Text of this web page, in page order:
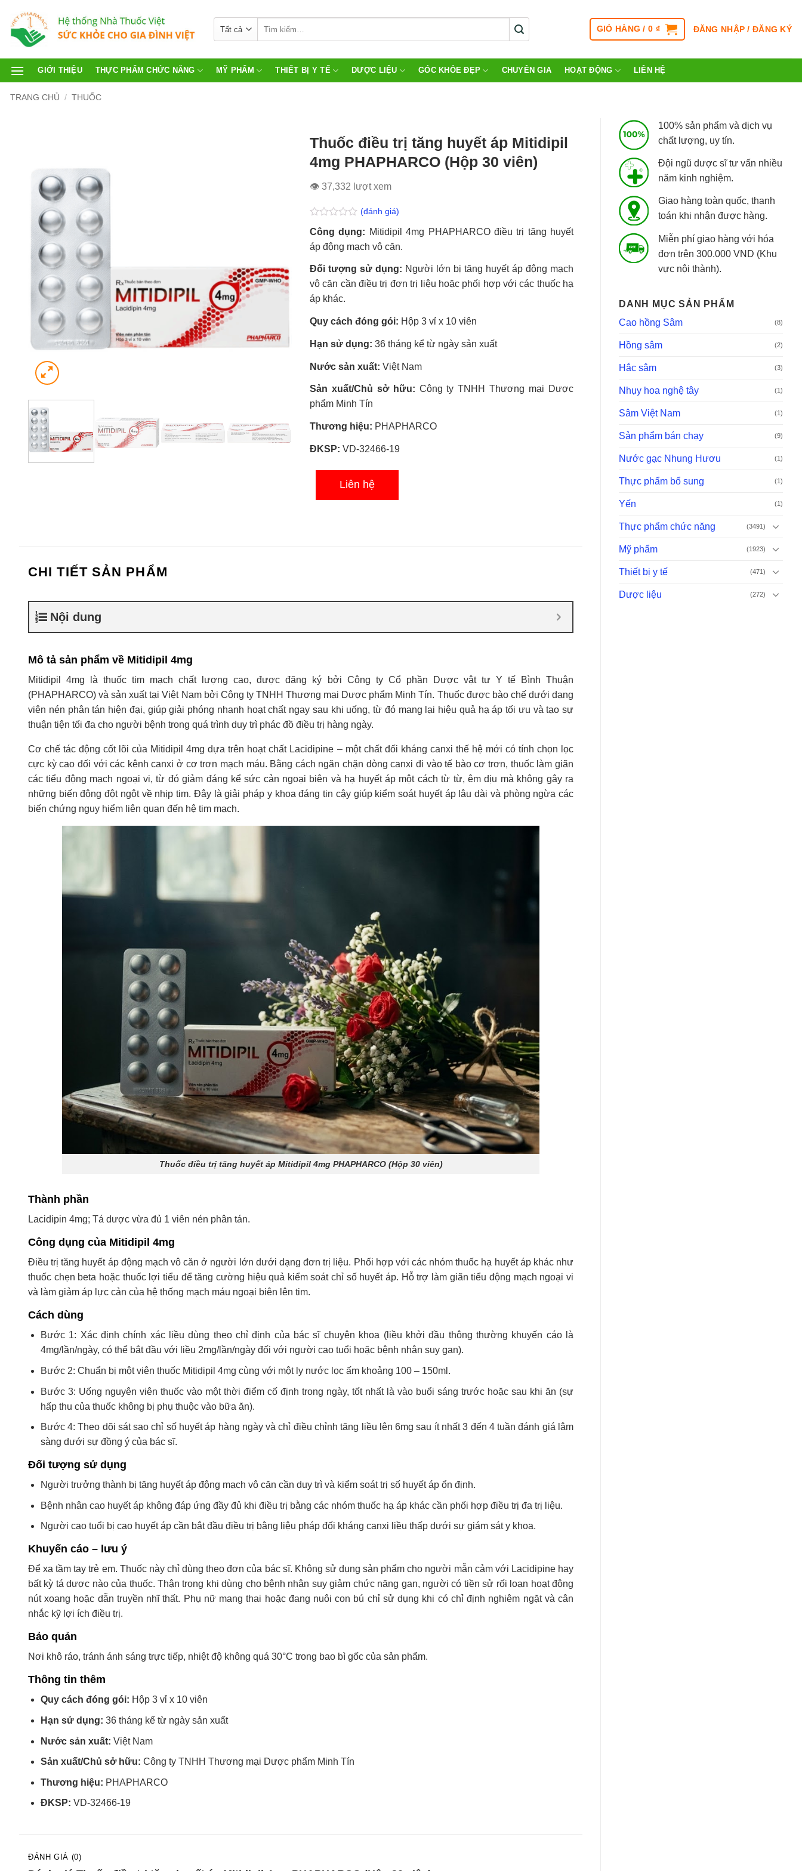
GIỎ HÀNG /0 ₫ ĐĂNG NHẬP / ĐĂNG KÝ
GIỚI THIỆU THỰC PHẨM CHỨC NĂNG MỸ PHẨM THIẾT BỊ Y TẾ DƯỢC LIỆU GÓC KHỎE ĐẸP CHUYÊN GIA HOẠT ĐỘNG LIÊN HỆ
TRANG CHỦ / THUỐC
100% sản phẩm và dịch vụ
chất lượng, uy tín.
Đội ngũ dược sĩ tư vấn nhiều
năm kinh nghiệm.
Giao hàng toàn quốc, thanh
toán khi nhận được hàng.
Miễn phí giao hàng với hóa
đơn trên 300.000 VND (Khu
vực nội thành).
DANH MỤC SẢN PHẨM
Cao hồng Sâm
(8)
Hồng sâm (2)
Hắc sâm (3)
Nhụy hoa nghệ tây (1)
Sâm Việt Nam (1)
Sản phẩm bán chạy (9)
Nước gạc Nhung Hươu (1)
Thực phẩm bổ sung (1)
Yến (1)
Thực phẩm chức năng (3491)
Mỹ phẩm (1923)
Thiết bị y tế (471)
Dược liệu (272)
Thuốc điều trị tăng huyết áp Mitidipil
4mg PHAPHARCO (Hộp 30 viên)
👁 37,332 lượt xem
Được
xếp
hạng
0.0
5
sao
(đánh giá)
Công dụng: Mitidipil 4mg PHAPHARCO điều trị tăng huyết
áp động mạch vô căn.
Đối tượng sử dụng: Người lớn bị tăng huyết áp động mạch
vô căn cần điều trị đơn trị liệu hoặc phối hợp với các thuốc hạ
áp khác.
Quy cách đóng gói: Hộp 3 vỉ x 10 viên
Hạn sử dụng: 36 tháng kể từ ngày sản xuất
Nước sản xuất: Việt Nam
Sản xuất/Chủ sở hữu: Công ty TNHH Thương mại Dược
phẩm Minh Tín
Thương hiệu: PHAPHARCO
ĐKSP: VD-32466-19
Liên hệ
CHI TIẾT SẢN PHẨM
Nội dung
Mô tả sản phẩm về Mitidipil 4mg
Mitidipil 4mg là thuốc tim mạch chất lượng cao, được đăng ký bởi Công ty Cổ phần Dược vật tư Y tế Bình Thuận
(PHAPHARCO) và sản xuất tại Việt Nam bởi Công ty TNHH Thương mại Dược phẩm Minh Tín. Thuốc được bào chế dưới dạng
viên nén phân tán hiện đại, giúp giải phóng nhanh hoạt chất ngay sau khi uống, từ đó mang lại hiệu quả hạ áp tối ưu và tạo sự
thuận tiện tối đa cho người bệnh trong quá trình duy trì phác đồ điều trị hàng ngày.
Cơ chế tác động cốt lõi của Mitidipil 4mg dựa trên hoạt chất Lacidipine – một chất đối kháng canxi thế hệ mới có tính chọn lọc
cực kỳ cao đối với các kênh canxi ở cơ trơn mạch máu. Bằng cách ngăn chặn dòng canxi đi vào tế bào cơ trơn, thuốc làm giãn
các tiểu động mạch ngoại vi, từ đó giảm đáng kể sức cản ngoại biên và hạ huyết áp một cách từ từ, êm dịu mà không gây ra
những biến động đột ngột về nhịp tim. Đây là giải pháp y khoa đáng tin cậy giúp kiểm soát huyết áp lâu dài và phòng ngừa các
biến chứng nguy hiểm liên quan đến hệ tim mạch.
Thuốc điều trị tăng huyết áp Mitidipil 4mg PHAPHARCO (Hộp 30 viên)
Thành phần
Lacidipin 4mg; Tá dược vừa đủ 1 viên nén phân tán.
Công dụng của Mitidipil 4mg
Điều trị tăng huyết áp động mạch vô căn ở người lớn dưới dạng đơn trị liệu. Phối hợp với các nhóm thuốc hạ huyết áp khác như
thuốc chẹn beta hoặc thuốc lợi tiểu để tăng cường hiệu quả kiểm soát chỉ số huyết áp. Hỗ trợ làm giãn tiểu động mạch ngoại vi
và làm giảm áp lực cản của hệ thống mạch máu ngoại biên lên tim.
Cách dùng
Bước 1: Xác định chính xác liều dùng theo chỉ định của bác sĩ chuyên khoa (liều khởi đầu thông thường khuyến cáo là
4mg/lần/ngày, có thể bắt đầu với liều 2mg/lần/ngày đối với người cao tuổi hoặc bệnh nhân suy gan).
Bước 2: Chuẩn bị một viên thuốc Mitidipil 4mg cùng với một ly nước lọc ấm khoảng 100 – 150ml.
Bước 3: Uống nguyên viên thuốc vào một thời điểm cố định trong ngày, tốt nhất là vào buổi sáng trước hoặc sau khi ăn (sự
hấp thu của thuốc không bị phụ thuộc vào bữa ăn).
Bước 4: Theo dõi sát sao chỉ số huyết áp hàng ngày và chỉ điều chỉnh tăng liều lên 6mg sau ít nhất 3 đến 4 tuần đánh giá lâm
sàng dưới sự đồng ý của bác sĩ.
Đối tượng sử dụng
Người trưởng thành bị tăng huyết áp động mạch vô căn cần duy trì và kiểm soát trị số huyết áp ổn định.
Bệnh nhân cao huyết áp không đáp ứng đầy đủ khi điều trị bằng các nhóm thuốc hạ áp khác cần phối hợp điều trị đa trị liệu.
Người cao tuổi bị cao huyết áp cần bắt đầu điều trị bằng liệu pháp đối kháng canxi liều thấp dưới sự giám sát y khoa.
Khuyến cáo – lưu ý
Để xa tầm tay trẻ em. Thuốc này chỉ dùng theo đơn của bác sĩ. Không sử dụng sản phẩm cho người mẫn cảm với Lacidipine hay
bất kỳ tá dược nào của thuốc. Thận trọng khi dùng cho bệnh nhân suy giảm chức năng gan, người có tiền sử rối loạn hoạt động
nút xoang hoặc dẫn truyền nhĩ thất. Phụ nữ mang thai hoặc đang nuôi con bú chỉ sử dụng khi có chỉ định nghiêm ngặt và cân
nhắc kỹ lợi ích điều trị.
Bảo quản
Nơi khô ráo, tránh ánh sáng trực tiếp, nhiệt độ không quá 30°C trong bao bì gốc của sản phẩm.
Thông tin thêm
Quy cách đóng gói: Hộp 3 vỉ x 10 viên
Hạn sử dụng: 36 tháng kể từ ngày sản xuất
Nước sản xuất: Việt Nam
Sản xuất/Chủ sở hữu: Công ty TNHH Thương mại Dược phẩm Minh Tín
Thương hiệu: PHAPHARCO
ĐKSP: VD-32466-19
ĐÁNH GIÁ (0)